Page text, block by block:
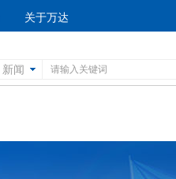
关于万达
新闻